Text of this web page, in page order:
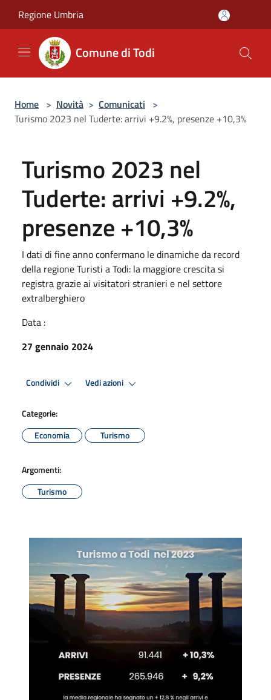
Regione Umbria
Comune di Todi
Home > Novità > Comunicati >
Turismo 2023 nel Tuderte: arrivi +9.2%, presenze +10,3%
Turismo 2023 nel
Tuderte: arrivi +9.2%,
presenze +10,3%
I dati di fine anno confermano le dinamiche da record
della regione Turisti a Todi: la maggiore crescita si
registra grazie ai visitatori stranieri e nel settore
extralberghiero
Data :
27 gennaio 2024
Condividi Vedi azioni
Categorie:
Economia
Turismo
Argomenti:
Turismo